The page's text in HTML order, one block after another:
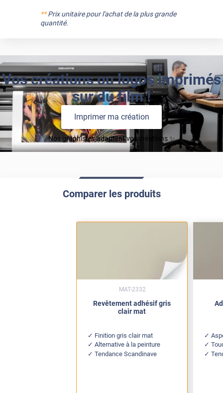
**Prix unitaire pour l'achat de la plus grande
quantité.
Vos créations ou logos imprimés
sur du film !
Imprimer ma création
Nos graphistes adaptent vos créations ✨
Comparer les produits
Revêtement adhésif gris
clair mat
Finition gris clair mat
Alternative à la peinture
Tendance Scandinave
MAT-2332